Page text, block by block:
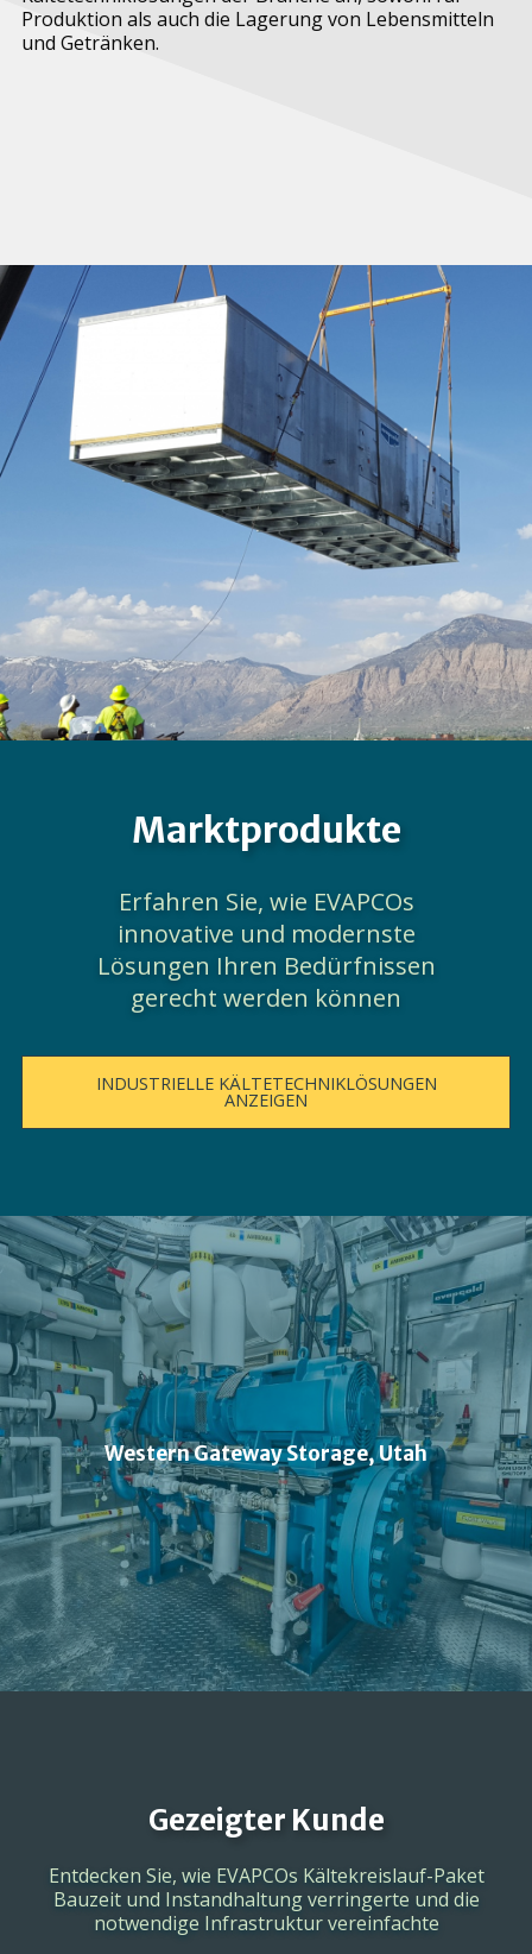
Produktion als auch die Lagerung von Lebensmitteln
und Getränken.
Marktprodukte
Erfahren Sie, wie EVAPCOs
innovative und modernste
Lösungen Ihren Bedürfnissen
gerecht werden können
INDUSTRIELLE KÄLTETECHNIKLÖSUNGEN
ANZEIGEN
Western Gateway Storage, Utah
Gezeigter Kunde
Entdecken Sie, wie EVAPCOs Kältekreislauf-Paket
Bauzeit und Instandhaltung verringerte und die
notwendige Infrastruktur vereinfachte